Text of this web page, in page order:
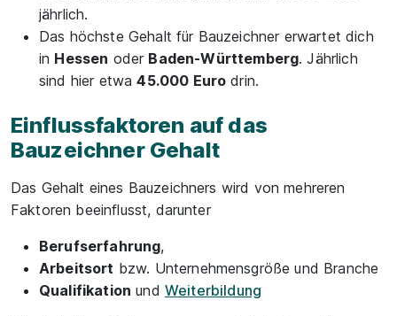
jährlich.
Das höchste Gehalt für Bauzeichner erwartet dich
in Hessen oder Baden-Württemberg. Jährlich
sind hier etwa45.000 Euro drin.
Einflussfaktoren auf das
Bauzeichner Gehalt
Das Gehalt eines Bauzeichners wird von mehreren
Faktoren beeinflusst, darunter
Berufserfahrung,
Arbeitsort bzw. Unternehmensgröße und Branche
Qualifikation und Weiterbildung